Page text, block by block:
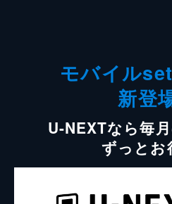
モバイル
新登
U-NEXTなら毎
ずっとお